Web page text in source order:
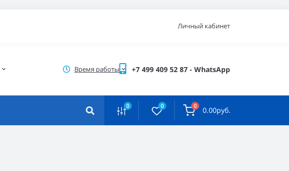
Личный кабинет
Время работы +7 499 409 52 87 - WhatsApp
0 0 0 0.00руб.